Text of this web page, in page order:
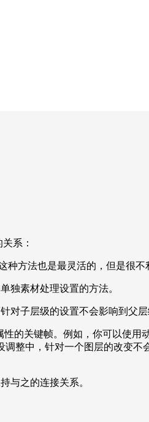
系：
方法也是最灵活的，但是很不
独素材处理设置的方法。
对子层级的设置不会影响到父层
的关键帧。例如，你可以使用
整中，针对一个图层的改变不
与之的连接关系。